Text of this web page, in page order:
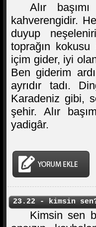
Alır
kahverengidir.
duyup
toprağın kokusu
içim gider, iyi
Ben giderim
ayrıdır tadı.
Karadeniz gibi,
şehir. Alır
yadigâr.
23.22 - kimsin
Kimsin sen